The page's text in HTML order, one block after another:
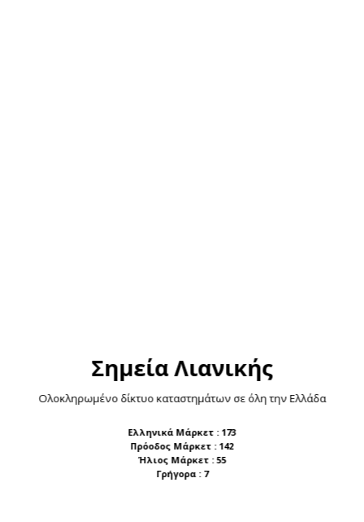
Σημεία Λιανικής
Ολοκληρωμένο δίκτυο καταστημάτων σε όλη την Ελλάδα
Ελληνικά Μάρκετ : 173
Πρόοδος Μάρκετ : 142
Ήλιος Μάρκετ : 55
Γρήγορα : 7